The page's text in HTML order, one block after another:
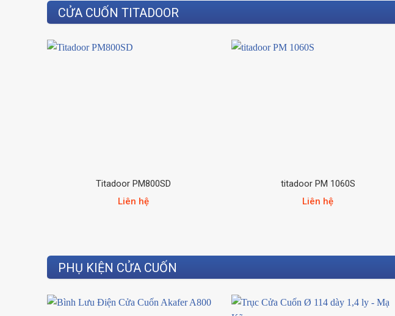
CỬA CUỐN TITADOOR
Titadoor PM800SD
Liên hệ
titadoor PM 1060S
Liên hệ
PHỤ KIỆN CỬA CUỐN